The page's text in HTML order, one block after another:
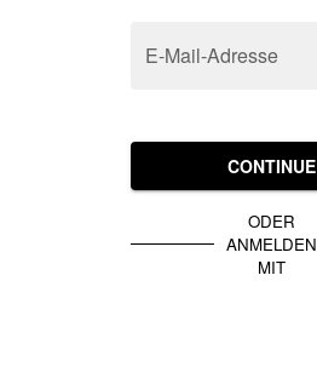
E-Mail-Adresse
CONTINUE
ODER
ANMELDEN
MIT